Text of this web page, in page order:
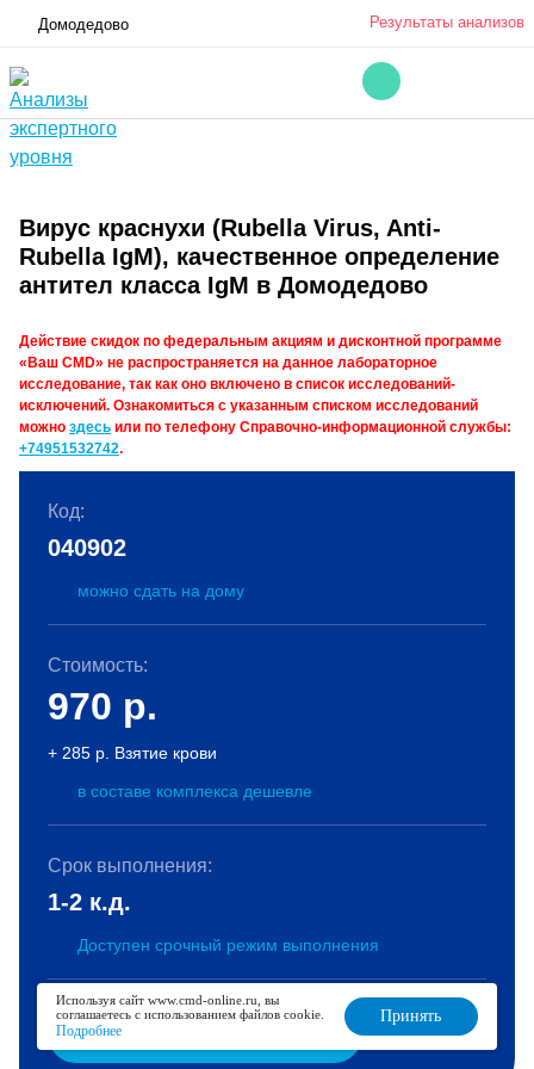
Домодедово Результаты анализов
Вирус краснухи (Rubella Virus, Anti-
Rubella IgM), качественное определение
антител класса IgM в Домодедово
Действие скидок по федеральным акциям и дисконтной программе
«Ваш CMD» не распространяется на данное лабораторное
исследование, так как оно включено в список исследований-
исключений. Ознакомиться с указанным списком исследований
можно здесь или по телефону Справочно-информационной службы:
+74951532742.
Код:
040902
можно сдать на дому
Стоимость:
970 р.
+ 285 р. Взятие крови
в составе комплекса дешевле
Срок выполнения:
1-2 к.д.
Доступен срочный режим выполнения
Используя сайт www.cmd-online.ru, вы
соглашаетесь с использованием файлов cookie.
Подробнее
Принять